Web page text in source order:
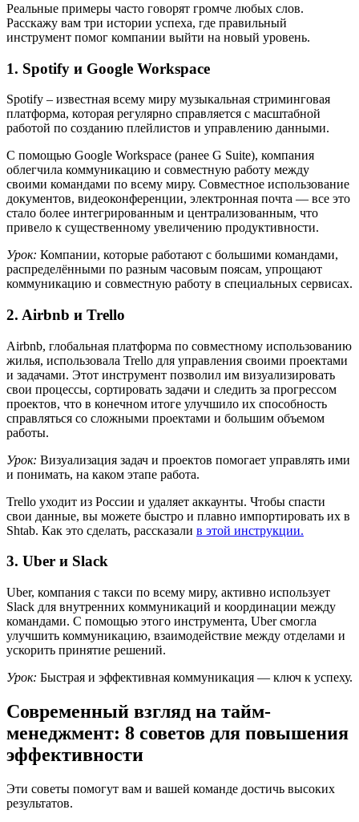
Реальные примеры часто говорят громче любых слов.
Расскажу вам три истории успеха, где правильный
инструмент помог компании выйти на новый уровень.
1. Spotify и Google Workspace
Spotify – известная всему миру музыкальная стриминговая
платформа, которая регулярно справляется с масштабной
работой по созданию плейлистов и управлению данными.
С помощью Google Workspace (ранее G Suite), компания
облегчила коммуникацию и совместную работу между
своими командами по всему миру. Совместное использование
документов, видеоконференции, электронная почта — все это
стало более интегрированным и централизованным, что
привело к существенному увеличению продуктивности.
Урок: Компании, которые работают с большими командами,
распределёнными по разным часовым поясам, упрощают
коммуникацию и совместную работу в специальных сервисах.
2. Airbnb и Trello
Airbnb, глобальная платформа по совместному использованию
жилья, использовала Trello для управления своими проектами
и задачами. Этот инструмент позволил им визуализировать
свои процессы, сортировать задачи и следить за прогрессом
проектов, что в конечном итоге улучшило их способность
справляться со сложными проектами и большим объемом
работы.
Урок: Визуализация задач и проектов помогает управлять ими
и понимать, на каком этапе работа.
Trello уходит из России и удаляет аккаунты. Чтобы спасти
свои данные, вы можете быстро и плавно импортировать их в
Shtab. Как это сделать, рассказали в этой инструкции.
3. Uber и Slack
Uber, компания с такси по всему миру, активно использует
Slack для внутренних коммуникаций и координации между
командами. С помощью этого инструмента, Uber смогла
улучшить коммуникацию, взаимодействие между отделами и
ускорить принятие решений.
Урок: Быстрая и эффективная коммуникация — ключ к успеху.
Современный взгляд на тайм-
менеджмент: 8 советов для повышения
эффективности
Эти советы помогут вам и вашей команде достичь высоких
результатов.